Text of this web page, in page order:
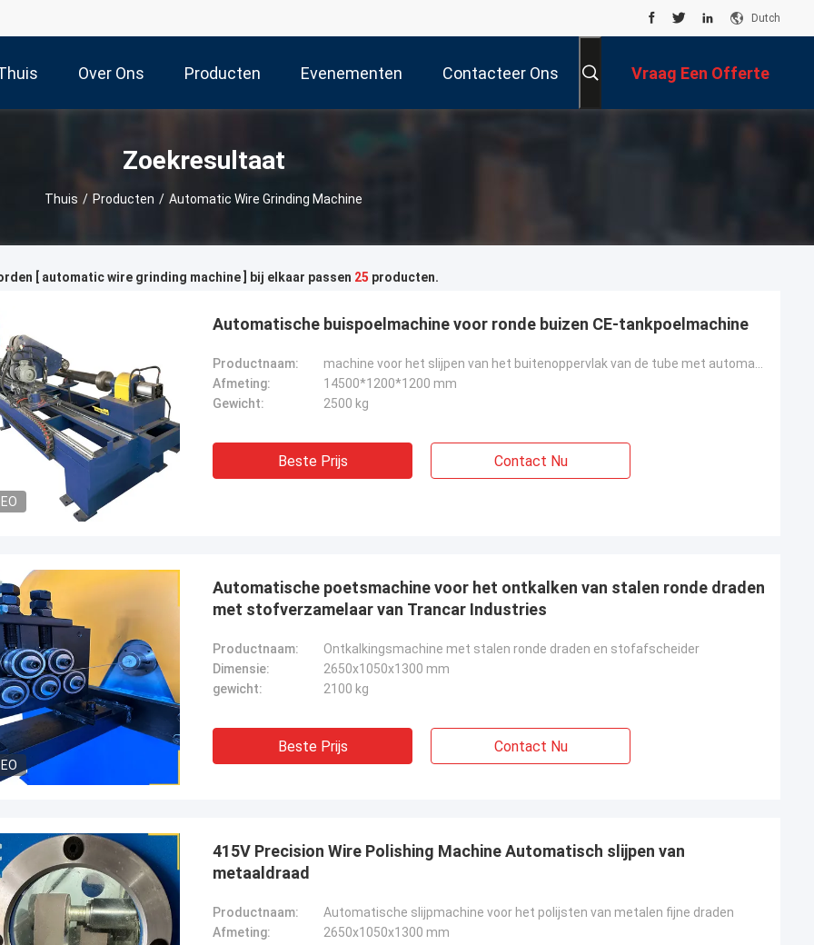
Dutch
Over Ons Producten Evenementen Contacteer Ons Vraag Een Offerte
Zoekresultaat
Thuis / Producten / Automatic Wire Grinding Machine
[ automatic wire grinding machine ] bij elkaar passen 25 producten.
Automatische buispoelmachine voor ronde buizen CE-tankpoelmachine
Productnaam:
Afmeting:
14500*1200*1200 mm
Gewicht:
2500 kg
Beste Prijs Contact Nu
Automatische poetsmachine voor het ontkalken van stalen ronde draden
met stofverzamelaar van Trancar Industries
Productnaam:
Ontkalkingsmachine met stalen ronde draden en stofafscheider
Dimensie:
2650x1050x1300 mm
gewicht:
2100 kg
Beste Prijs Contact Nu
415V Precision Wire Polishing Machine Automatisch slijpen van
metaaldraad
Productnaam:
Automatische slijpmachine voor het polijsten van metalen fijne draden
Afmeting:
2650x1050x1300 mm